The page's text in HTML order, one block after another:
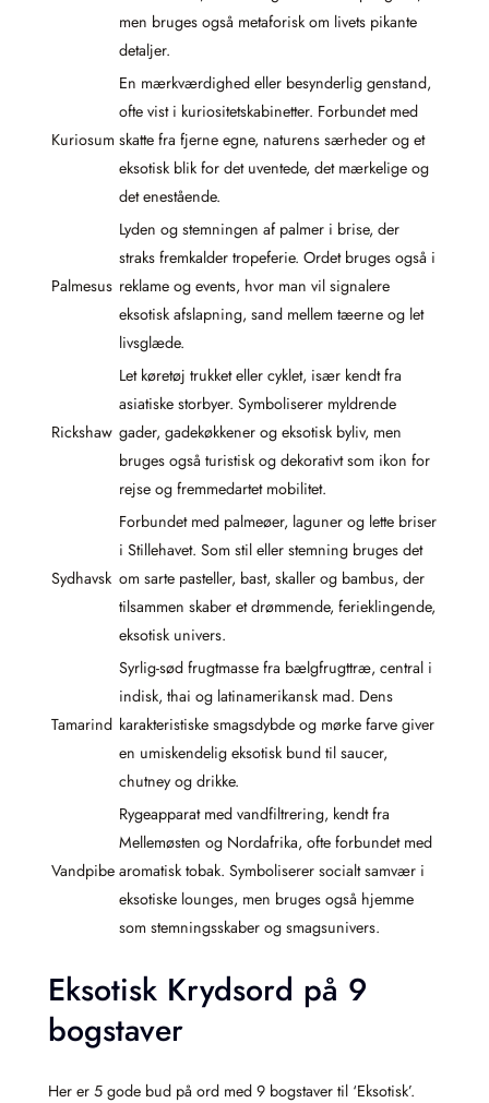
men bruges også metaforisk om livets pikante
detaljer.
Kuriosum
En mærkværdighed eller besynderlig genstand,
ofte vist i kuriositetskabinetter. Forbundet med
skatte fra fjerne egne, naturens særheder og et
eksotisk blik for det uventede, det mærkelige og
det enestående.
Palmesus
Lyden og stemningen af palmer i brise, der
straks fremkalder tropeferie. Ordet bruges også i
reklame og events, hvor man vil signalere
eksotisk afslapning, sand mellem tæerne og let
livsglæde.
Rickshaw
Let køretøj trukket eller cyklet, især kendt fra
asiatiske storbyer. Symboliserer myldrende
gader, gadekøkkener og eksotisk byliv, men
bruges også turistisk og dekorativt som ikon for
rejse og fremmedartet mobilitet.
Sydhavsk
Forbundet med palmeøer, laguner og lette briser
i Stillehavet. Som stil eller stemning bruges det
om sarte pasteller, bast, skaller og bambus, der
tilsammen skaber et drømmende, ferieklingende,
eksotisk univers.
Tamarind
Syrlig-sød frugtmasse fra bælgfrugttræ, central i
indisk, thai og latinamerikansk mad. Dens
karakteristiske smagsdybde og mørke farve giver
en umiskendelig eksotisk bund til saucer,
chutney og drikke.
Vandpibe
Rygeapparat med vandfiltrering, kendt fra
Mellemøsten og Nordafrika, ofte forbundet med
aromatisk tobak. Symboliserer socialt samvær i
eksotiske lounges, men bruges også hjemme
som stemningsskaber og smagsunivers.
Eksotisk Krydsord på 9
bogstaver
Her er 5 gode bud på ord med 9 bogstaver til ‘Eksotisk’.